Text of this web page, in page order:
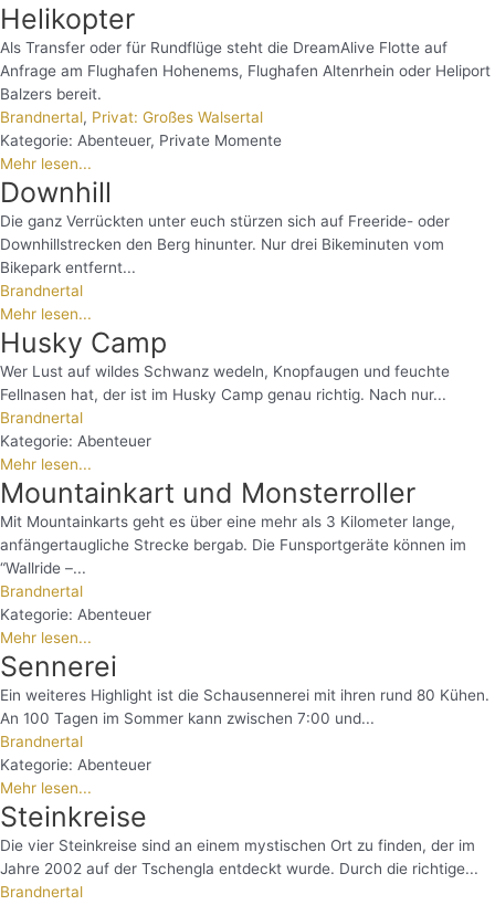
Helikopter
Als Transfer oder für Rundflüge steht die DreamAlive Flotte auf
Anfrage am Flughafen Hohenems, Flughafen Altenrhein oder Heliport
Balzers bereit.
Brandnertal, Privat: Großes Walsertal
Kategorie: Abenteuer, Private Momente
Mehr lesen...
Downhill
Die ganz Verrückten unter euch stürzen sich auf Freeride- oder
Downhillstrecken den Berg hinunter. Nur drei Bikeminuten vom
Bikepark entfernt...
Brandnertal
Mehr lesen...
Husky Camp
Wer Lust auf wildes Schwanz wedeln, Knopfaugen und feuchte
Fellnasen hat, der ist im Husky Camp genau richtig. Nach nur...
Brandnertal
Kategorie: Abenteuer
Mehr lesen...
Mountainkart und Monsterroller
Mit Mountainkarts geht es über eine mehr als 3 Kilometer lange,
anfängertaugliche Strecke bergab. Die Funsportgeräte können im
“Wallride –...
Brandnertal
Kategorie: Abenteuer
Mehr lesen...
Sennerei
Ein weiteres Highlight ist die Schausennerei mit ihren rund 80 Kühen.
An 100 Tagen im Sommer kann zwischen 7:00 und...
Brandnertal
Kategorie: Abenteuer
Mehr lesen...
Steinkreise
Die vier Steinkreise sind an einem mystischen Ort zu finden, der im
Jahre 2002 auf der Tschengla entdeckt wurde. Durch die richtige...
Brandnertal